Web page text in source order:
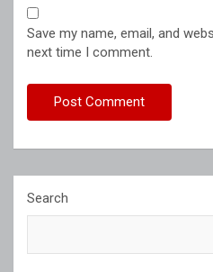
Save my name, email, and
next time I comment.
Search